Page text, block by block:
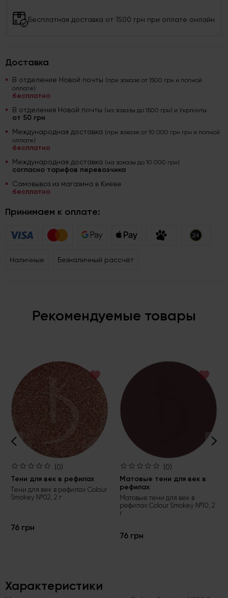
Бесплатная доставка от 1500 грн при оплате онлайн
Доставка
В отделение Новой почты (при заказе от 1500 грн и полной
оплате)
бесплатно
В отделения Новой почты (на заказы до 1500 грн) и Укрпочты
от 50 грн
Международная доставка (при заказе от 10 000 грн грн и полной
оплате)
бесплатно
Международная доставка (на заказы до 10 000 грн)
согласно тарифов перевозчика
Самовывоз из магазина в Киеве
бесплатно
Принимаем к оплате:
Наличные Безналичный рассчёт
Рекомендуемые товары
(0)
Тени для век в рефилах
Тени для век в рефилах Colour
Smokey №02, 2 г
76 грн
(0)
Матовые тени для век в
рефилах
Матовые тени для век в
рефилах Colour Smokey №10, 2
г
76 грн
Характеристики